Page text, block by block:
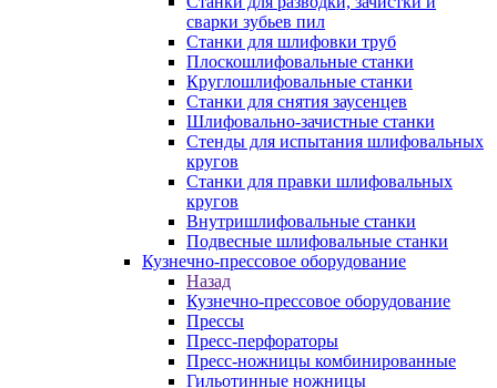
сварки зубьев пил
Станки для шлифовки труб
Плоскошлифовальные станки
Круглошлифовальные станки
Станки для снятия заусенцев
Шлифовально-зачистные станки
Стенды для испытания шлифовальных
кругов
Станки для правки шлифовальных
кругов
Внутришлифовальные станки
Подвесные шлифовальные станки
Кузнечно-прессовое оборудование
Назад
Кузнечно-прессовое оборудование
Прессы
Пресс-перфораторы
Пресс-ножницы комбинированные
Гильотинные ножницы